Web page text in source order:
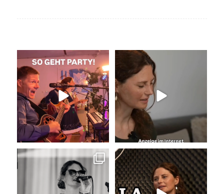
So geht Party!
Was für eine tolle...
29 0
Unser Kennenlernen vor 15
Jahren
Vor 15
32
Sommer, Sonne, Gefühle bei der
Agape!
...
41 0
La Camisa Negra
Wir lieben...
48 0